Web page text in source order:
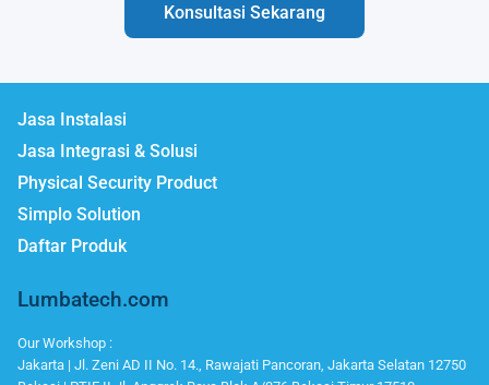
Konsultasi Sekarang
Jasa Instalasi
Jasa Integrasi & Solusi
Physical Security Product
Simplo Solution
Daftar Produk
Lumbatech.com
Our Workshop :
Jakarta | Jl. Zeni AD II No. 14., Rawajati Pancoran, Jakarta Selatan 12750